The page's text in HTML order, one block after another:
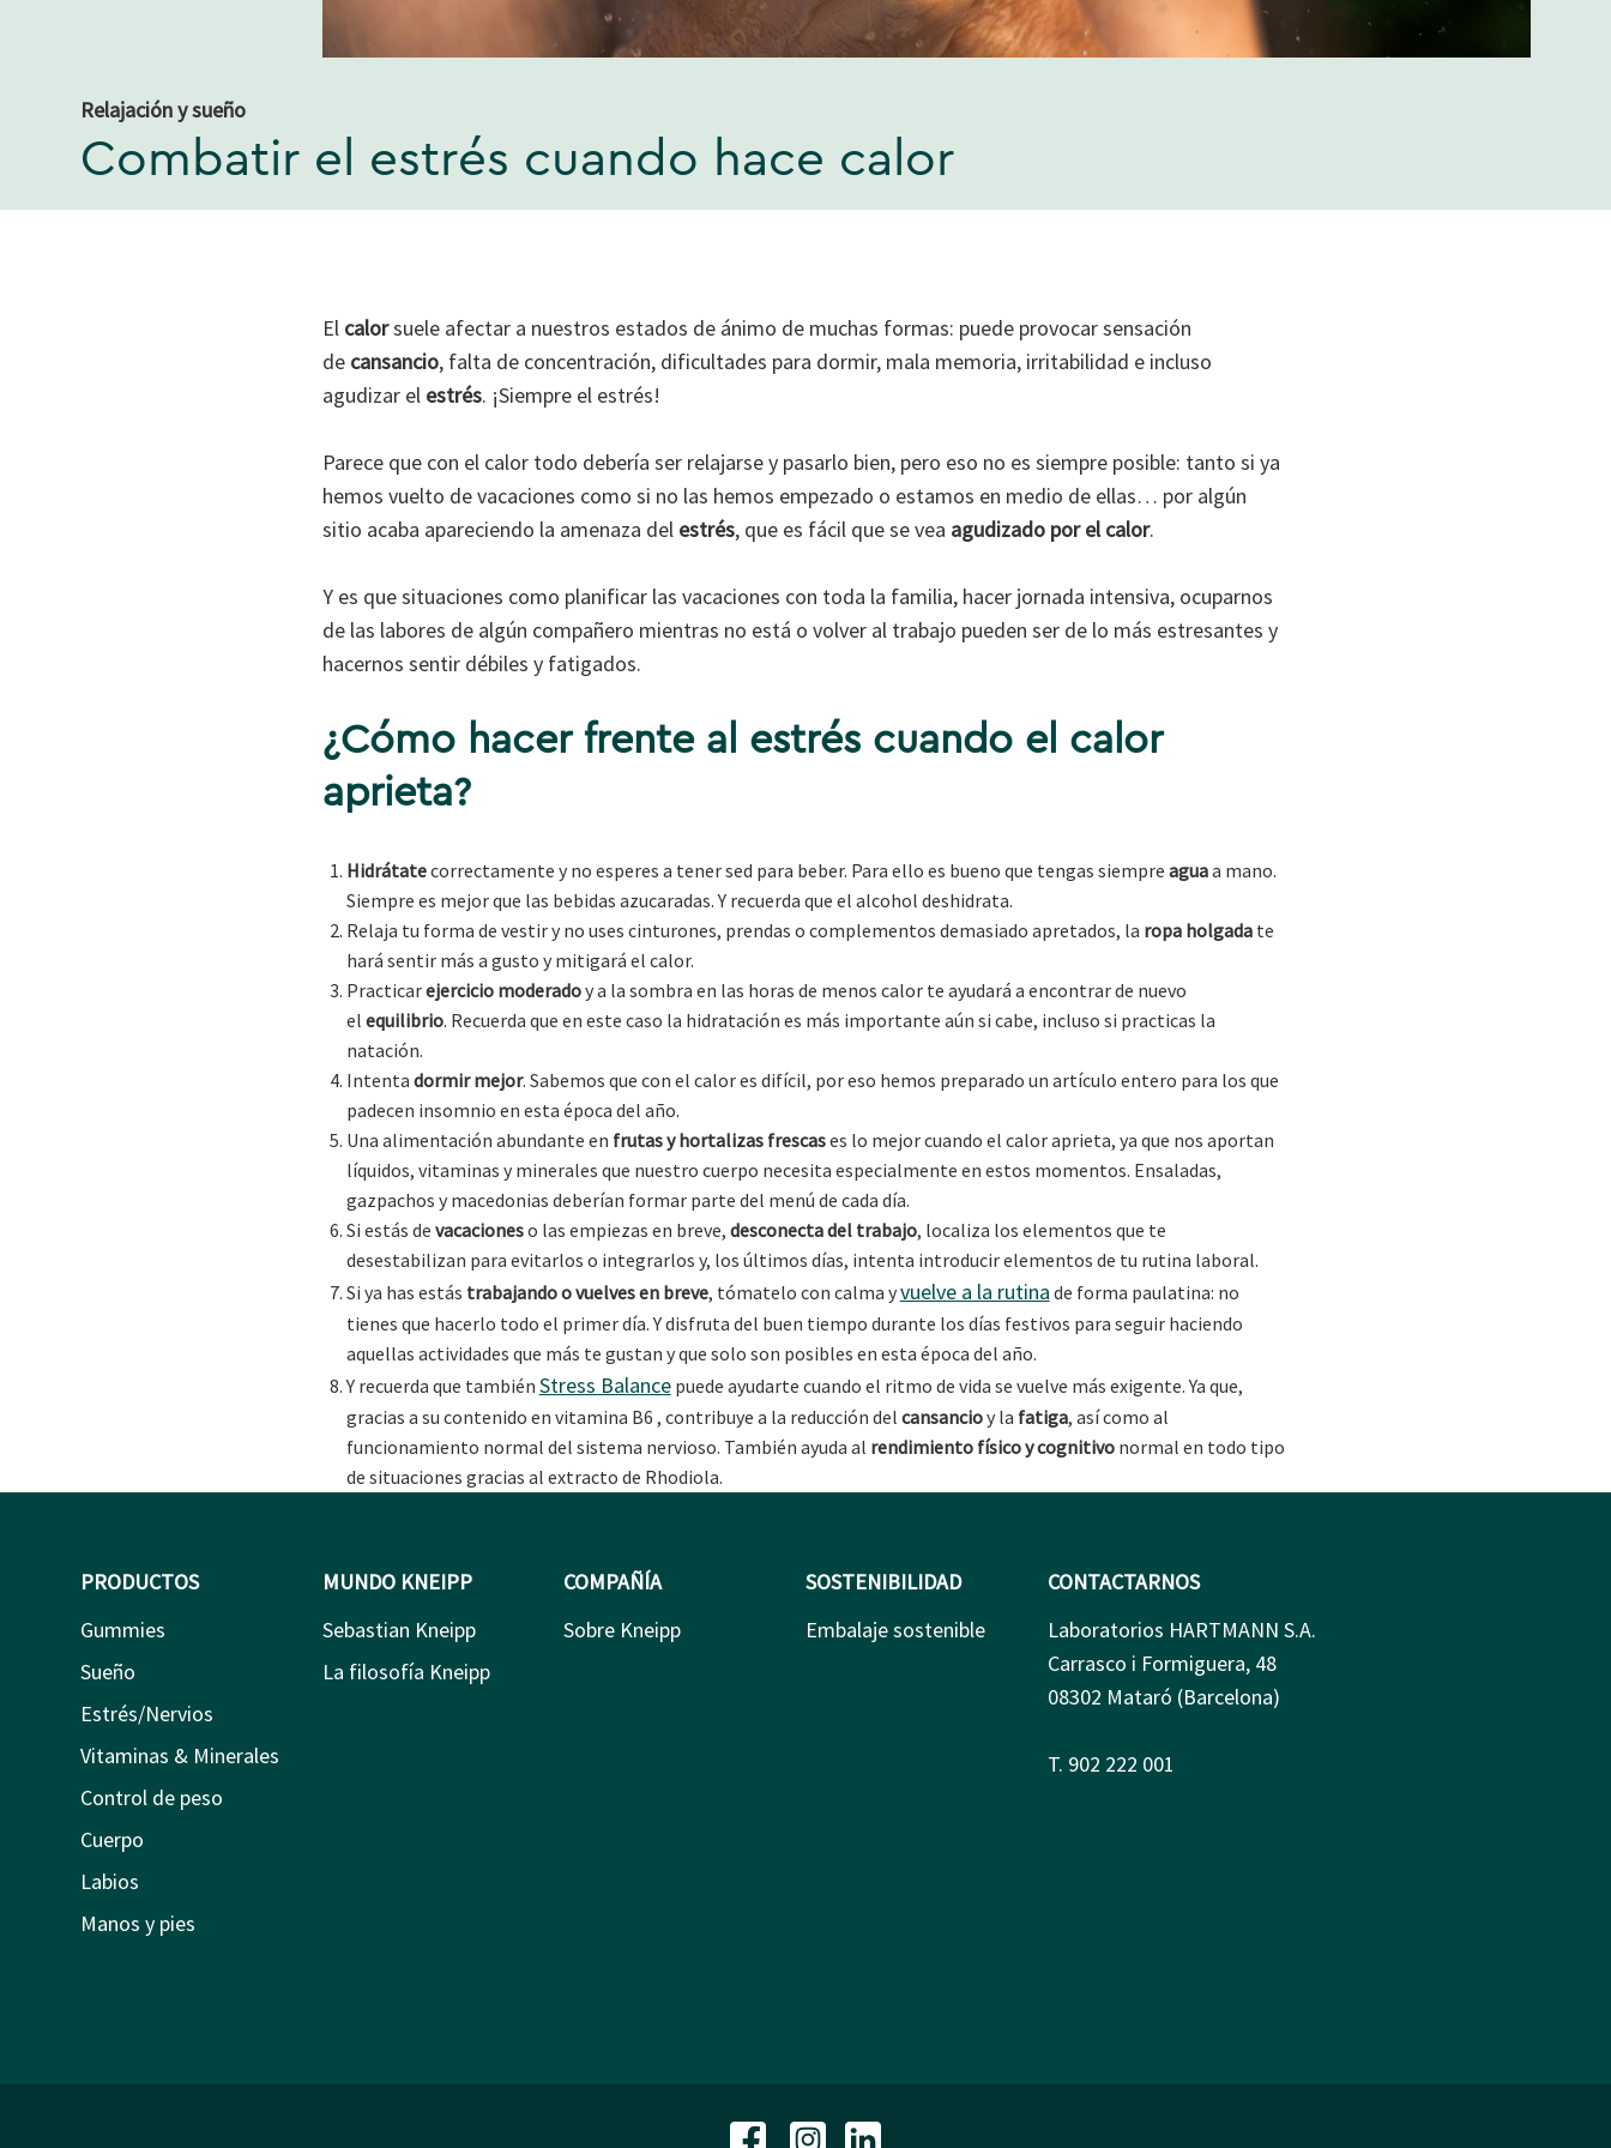
Relajación y sueño
Combatir el estrés cuando hace calor
El calorsuele afectar a nuestros estados de ánimo de muchas formas: puede provocar sensación
de cansancio, falta de concentración, dificultades para dormir, mala memoria, irritabilidad e incluso
agudizar el estrés. ¡Siempre el estrés!
Parece que con el calor todo debería ser relajarse y pasarlo bien, pero eso no es siempre posible: tanto si ya
hemos vuelto de vacaciones como si no las hemos empezado o estamos en medio de ellas… por algún
sitio acaba apareciendo la amenaza del estrés, que es fácil que se vea agudizado por el calor.
Y es que situaciones como planificar las vacaciones con toda la familia, hacer jornada intensiva, ocuparnos
de las labores de algún compañero mientras no está o volver al trabajo pueden ser de lo más estresantes y
hacernos sentir débiles y fatigados.
¿Cómo hacer frente al estrés cuando el calor
aprieta?
Hidrátatecorrectamente y no esperes a tener sed para beber. Para ello es bueno que tengas siempre aguaa mano.
Siempre es mejor que las bebidas azucaradas. Y recuerda que el alcohol deshidrata.
Relaja tu forma de vestir y no uses cinturones, prendas o complementos demasiado apretados, la ropa holgadate
hará sentir más a gusto y mitigará el calor.
Practicarejercicio moderadoy a la sombra en las horas de menos calor te ayudará a encontrar de nuevo
el equilibrio. Recuerda que en este caso la hidratación es más importante aún si cabe, incluso si practicas la
natación.
Intenta dormir mejor. Sabemos que con el calor es difícil, por eso hemos preparado un artículo entero para los que
padecen insomnio en esta época del año.
Una alimentación abundante en frutas y hortalizas frescases lo mejor cuando el calor aprieta, ya que nos aportan
líquidos, vitaminas y minerales que nuestro cuerpo necesita especialmente en estos momentos. Ensaladas,
gazpachos y macedonias deberían formar parte del menú de cada día.
Si estás de vacacioneso las empiezas en breve, desconecta del trabajo, localiza los elementos que te
desestabilizan para evitarlos o integrarlos y, los últimos días, intenta introducir elementos de tu rutina laboral.
Si ya has estás trabajando o vuelves en breve, tómatelo con calma yvuelve a la rutina de forma paulatina: no
tienes que hacerlo todo el primer día. Y disfruta del buen tiempo durante los días festivos para seguir haciendo
aquellas actividades que más te gustan y que solo son posibles en esta época del año.
Y recuerda que también Stress Balancepuede ayudarte cuando el ritmo de vida se vuelve más exigente. Ya que,
gracias a su contenido en vitamina B6 , contribuye a la reducción del cansancioy la fatiga, así como al
funcionamiento normal del sistema nervioso. También ayuda al rendimiento físico y cognitivonormal en todo tipo
de situaciones gracias al extracto de Rhodiola.
PRODUCTOS
Gummies
Sueño
Estrés/Nervios
Vitaminas & Minerales
Control de peso
Cuerpo
Labios
Manos y pies
MUNDO KNEIPP
Sebastian Kneipp
La filosofía Kneipp
COMPAÑÍA
Sobre Kneipp
SOSTENIBILIDAD
Embalaje sostenible
CONTACTARNOS
Laboratorios HARTMANN S.A.
Carrasco i Formiguera, 48
08302 Mataró (Barcelona)
T. 902 222 001